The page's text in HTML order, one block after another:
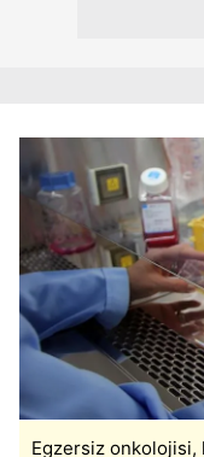
Egzersiz